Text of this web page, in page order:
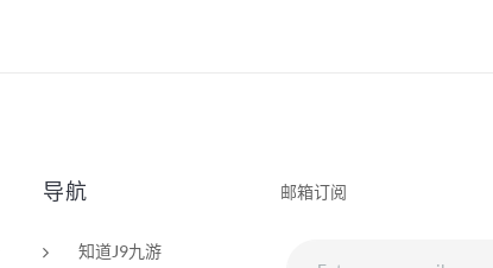
导航
知道J9九游
邮箱订阅